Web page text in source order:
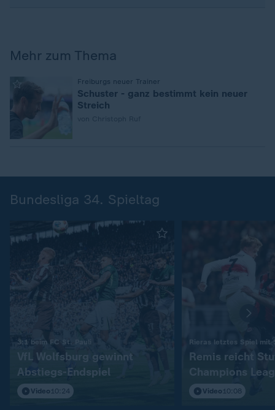
Mehr zum Thema
Freiburgs neuer Trainer
Schuster - ganz bestimmt kein neuer
Streich
Bundesliga 34. Spieltag
3:1 beim FC St. Pauli
VfL Wolfsburg gewinnt
Abstiegs-Endspiel
Video 10:24
Rieras letztes Spiel mit
Remis reicht
Champions
Video 10:08